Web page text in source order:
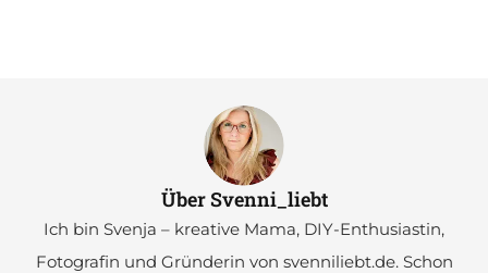
Über Svenni_liebt
Ich bin Svenja – kreative Mama, DIY-Enthusiastin,
Fotografin und Gründerin von svenniliebt.de. Schon